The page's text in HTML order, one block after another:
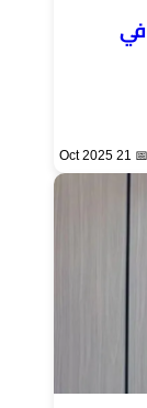
📅 21 Oct 2025